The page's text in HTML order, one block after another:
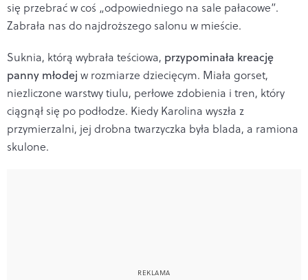
się przebrać w coś „odpowiedniego na sale pałacowe”.
Zabrała nas do najdroższego salonu w mieście.
Suknia, którą wybrała teściowa, przypominała kreację
panny młodej w rozmiarze dziecięcym. Miała gorset,
niezliczone warstwy tiulu, perłowe zdobienia i tren, który
ciągnął się po podłodze. Kiedy Karolina wyszła z
przymierzalni, jej drobna twarzyczka była blada, a ramiona
skulone.